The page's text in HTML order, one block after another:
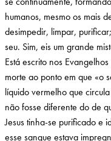
humanos, mesmo os mais
desimpedir, limpar,
seu. Sim, eis um grande
Está escrito nos
morte ao ponto em que «o
líquido vermelho que
não fosse diferente do de
Jesus tinha-se purificado e
esse sangue estava